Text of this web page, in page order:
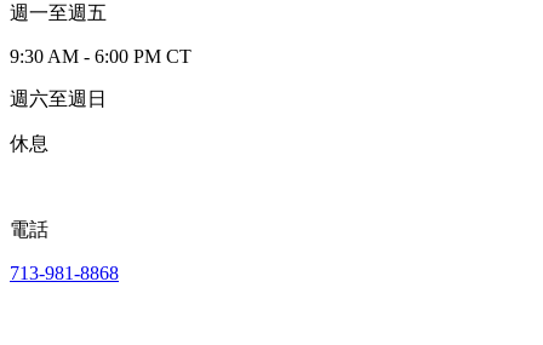
週一至週五
9:30 AM - 6:00 PM CT
週六至週日
休息
電話
713-981-8868